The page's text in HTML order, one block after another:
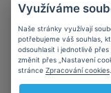
Využíváme
Naše stránky využívají
potřebujeme váš souhlas,
odsouhlasit i jednotlivě
změnit přes „Nastavení
stránce Zpracování cookies